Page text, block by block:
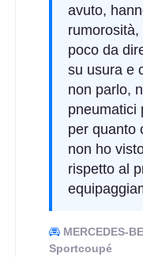
avuto,
poco da
su usura e
non parlo,
pneumatici
per quanto
non ho
rispetto al
MERCEDES-
Sportcoupé